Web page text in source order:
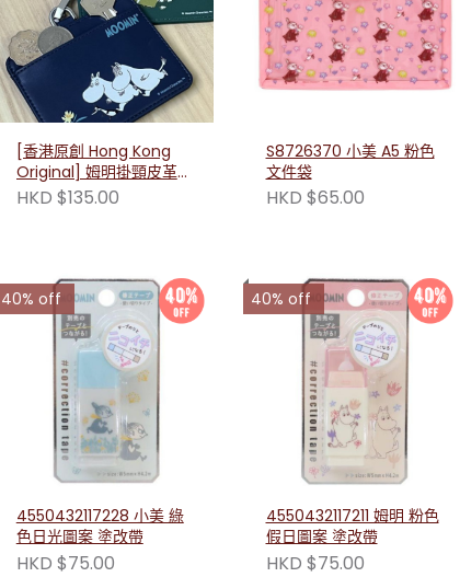
[香港原創 Hong Kong
Original] 姆明掛頸皮革卡
套
HKD $135.00
S8726370 小美 A5 粉色
文件袋
HKD $65.00
40% off
4550432117228 小美 綠
色日光圖案 塗改帶
HKD $75.00
40% off
4550432117211 姆明 粉色
假日圖案 塗改帶
HKD $75.00